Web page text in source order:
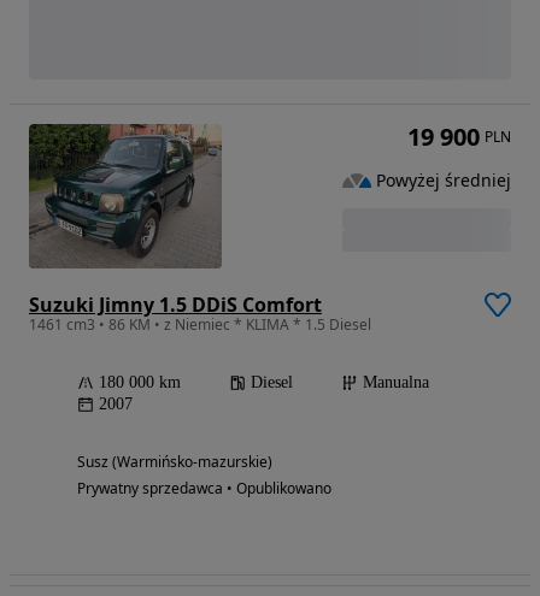
Suzuki Jimny 1.5 DDiS Comfort
1461 cm3 • 86 KM • z Niemiec * KLIMA * 1.5 Diesel
180 000 km Diesel
Manualna
2007
Susz (Warmińsko-mazurskie)
Prywatny sprzedawca • Opublikowano
19 900 PLN
Powyżej średniej